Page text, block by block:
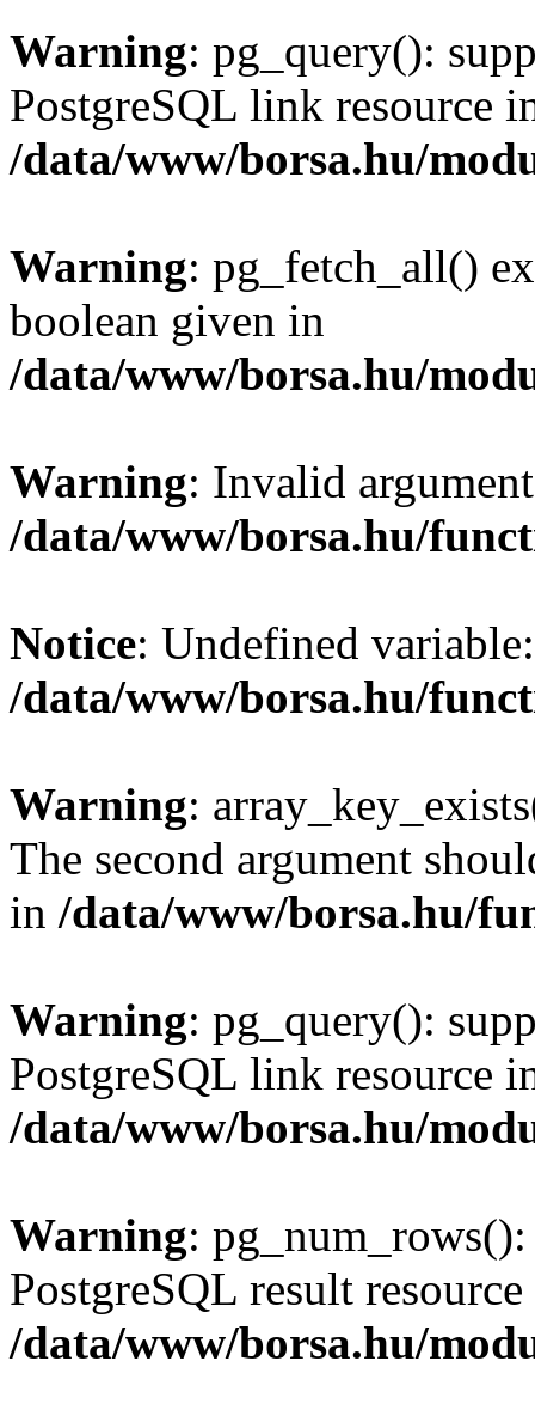
Warning: pg_query():
PostgreSQL link resource
/data/www/borsa.hu/
Warning: pg_fetch_all()
boolean given in
/data/www/borsa.hu/
Warning: Invalid
/data/www/borsa.hu/
Notice: Undefined
/data/www/borsa.hu/
Warning:
The second argument
in /data/www/borsa.hu/
Warning: pg_query():
PostgreSQL link resource
/data/www/borsa.hu/
Warning:
PostgreSQL result
/data/www/borsa.hu/